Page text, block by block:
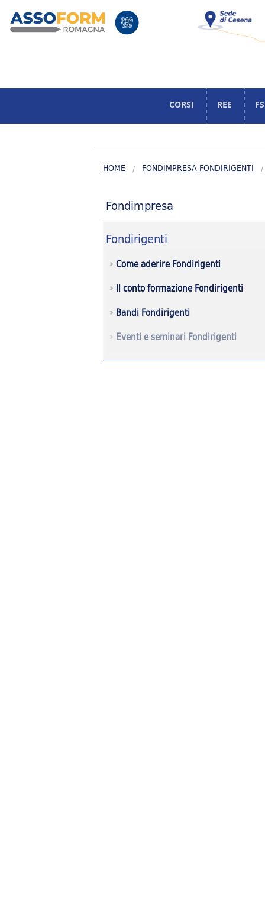
CORSI
Finanziati per occupati
Finanziati per non
REE
HOME
FONDIMPRESA FONDIRIGENTI
Fondimpresa
Fondirigenti
Come aderire Fondirigenti
Il conto formazione Fondirigenti
Bandi Fondirigenti
Eventi e seminari Fondirigenti